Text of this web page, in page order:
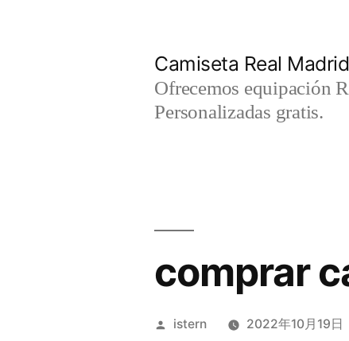
Camiseta Real
Ofrecemos equipación
Personalizadas gratis.
comprar
Publicado
istern 2022年10月19日